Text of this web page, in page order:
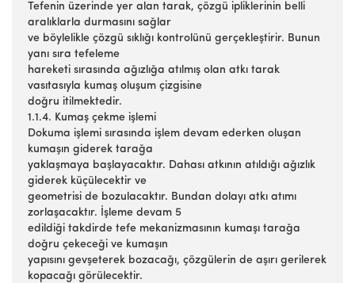
Tefenin üzerinde yer alan tarak, çözgü ipliklerinin belli
aralıklarla durmasını sağlar
ve böylelikle çözgü sıklığı kontrolünü gerçekleştirir. Bunun
yanı sıra tefeleme
hareketi sırasında ağızlığa atılmış olan atkı tarak
vasıtasıyla kumaş oluşum çizgisine
doğru itilmektedir.
1.1.4. Kumaş çekme işlemi
Dokuma işlemi sırasında işlem devam ederken oluşan
kumaşın giderek tarağa
yaklaşmaya başlayacaktır. Dahası atkının atıldığı ağızlık
giderek küçülecektir ve
geometrisi de bozulacaktır. Bundan dolayı atkı atımı
zorlaşacaktır. İşleme devam 5
edildiği takdirde tefe mekanizmasının kumaşı tarağa
doğru çekeceği ve kumaşın
yapısını gevşeterek bozacağı, çözgülerin de aşırı gerilerek
kopacağı görülecektir.